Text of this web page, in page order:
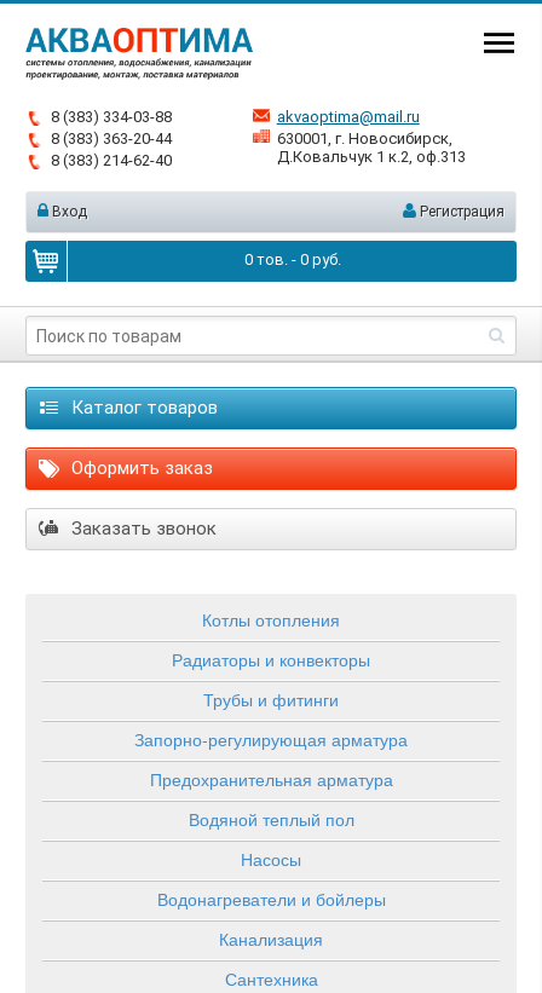
8 (383) 334-03-88
8 (383) 363-20-44
8 (383) 214-62-40
akvaoptima@mail.ru
630001, г. Новосибирск,
Д.Ковальчук 1 к.2, оф.313
Вход Регистрация
0тов. - 0руб.
Каталог товаров
Оформить заказ
Заказать звонок
Котлы отопления
Радиаторы и конвекторы
Трубы и фитинги
Запорно-регулирующая арматура
Предохранительная арматура
Водяной теплый пол
Насосы
Водонагреватели и бойлеры
Канализация
Сантехника